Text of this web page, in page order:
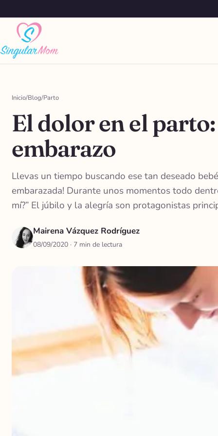
al
contenido
Inicio/Blog/Parto
El dolor en el
embarazo
Llevas un tiempo buscando ese tan deseado
embarazada! Durante unos momentos todo
mí?” El júbilo y la alegría son protagonistas
Mairena Vázquez Rodríguez
08/09/2020 · 7 min de lectura